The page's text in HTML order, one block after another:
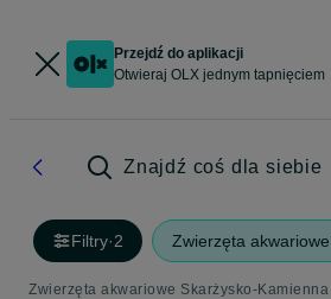
Przejdź do aplikacji
Otwieraj OLX jednym tapnięciem
Znajdź coś dla siebie
Filtry·2 Zwierzęta akwariowe
Zwierzęta akwariowe Skarżysko-Kamienna